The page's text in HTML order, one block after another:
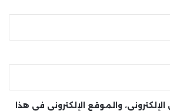
والموقع الإلكتروني في هذا